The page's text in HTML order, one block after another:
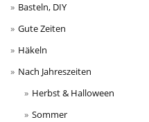
Basteln, DIY
Gute Zeiten
Häkeln
Nach Jahreszeiten
Herbst & Halloween
Sommer